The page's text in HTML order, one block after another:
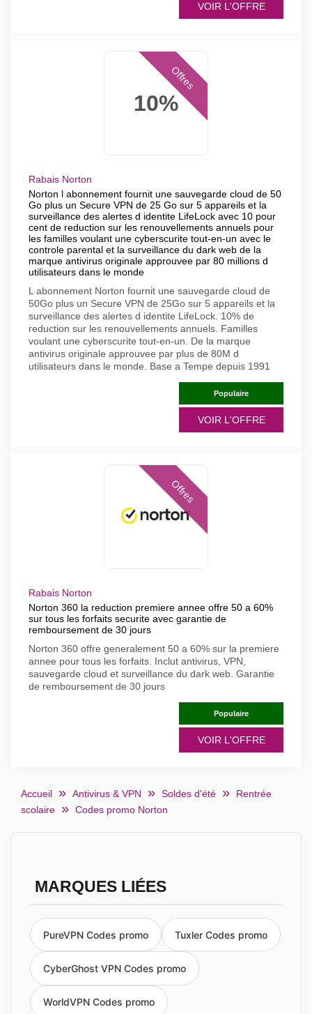
VOIR L'OFFRE
10%
Offres
Rabais Norton
Norton l abonnement fournit une sauvegarde cloud de 50
Go plus un Secure VPN de 25 Go sur 5 appareils et la
surveillance des alertes d identite LifeLock avec 10 pour
cent de reduction sur les renouvellements annuels pour
les familles voulant une cyberscurite tout-en-un avec le
controle parental et la surveillance du dark web de la
marque antivirus originale approuvee par 80 millions d
utilisateurs dans le monde
L abonnement Norton fournit une sauvegarde cloud de
50Go plus un Secure VPN de 25Go sur 5 appareils et la
surveillance des alertes d identite LifeLock. 10% de
reduction sur les renouvellements annuels. Familles
voulant une cyberscurite tout-en-un. De la marque
antivirus originale approuvee par plus de 80M d
utilisateurs dans le monde. Base a Tempe depuis 1991
Populaire
VOIR L'OFFRE
Offres
Rabais Norton
Norton 360 la reduction premiere annee offre 50 a 60%
sur tous les forfaits securite avec garantie de
remboursement de 30 jours
Norton 360 offre generalement 50 a 60% sur la premiere
annee pour tous les forfaits. Inclut antivirus, VPN,
sauvegarde cloud et surveillance du dark web. Garantie
de remboursement de 30 jours
Populaire
VOIR L'OFFRE
Accueil Antivirus & VPN Soldes d'été
Rentrée
scolaire
Codes promo Norton
MARQUES LIÉES
PureVPN Codes promo Tuxler Codes promo
CyberGhost VPN Codes promo
WorldVPN Codes promo